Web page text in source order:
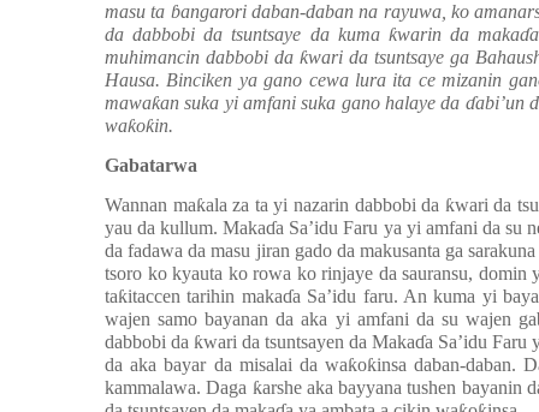
masu ta ɓangarori daban-daban na rayuwa, ko
da dabbobi da tsuntsaye da kuma ƙwarin da makaɗ
muhimancin dabbobi daƙwari da tsuntsaye ga
Hausa. Binciken ya gano cewa lura ita ce mizanin
mawaƙan suka yi amfani suka gano halaye da ɗabi’un
waƙoƙin.
Gabatarwa
Wannan maƙala za ta yi nazarin dabbobi da ƙwari da
yau da kullum. Makaɗa Sa’idu Faru ya yi amfani da su
da fadawa da masu jiran gado da makusanta ga
tsoro ko kyauta ko rowa ko rinjaye da sauransu, domin
taƙitaccen tarihin makaɗa Sa’idu faru. An kuma yi
wajen samo bayanan da aka yi amfani da su wajen
dabbobi da ƙwari da tsuntsayen da Makaɗa Sa’idu Faru
da aka bayar da misalai da waƙoƙinsa daban-daban.
kammalawa. Daga ƙarshe aka bayyana tushen bayanin